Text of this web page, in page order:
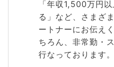
「年収1,500万円
る」など、さまざ
ートナーにお伝え
ちろん、非常勤・
行なっております。